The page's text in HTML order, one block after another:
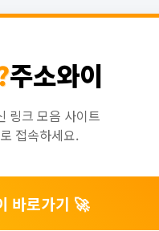
주소와이
링크 모음 사이트
접속하세요.
바로가기 🚀